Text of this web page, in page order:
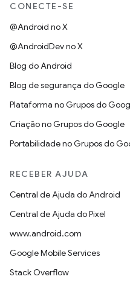
CONECTE-SE
@Android no X
@AndroidDev no X
Blog do Android
Blog de segurança do Google
Plataforma no Grupos do
Criação no Grupos do Google
Portabilidade no Grupos do
RECEBER AJUDA
Central de Ajuda do Android
Central de Ajuda do Pixel
www.android.com
Google Mobile Services
Stack Overflow